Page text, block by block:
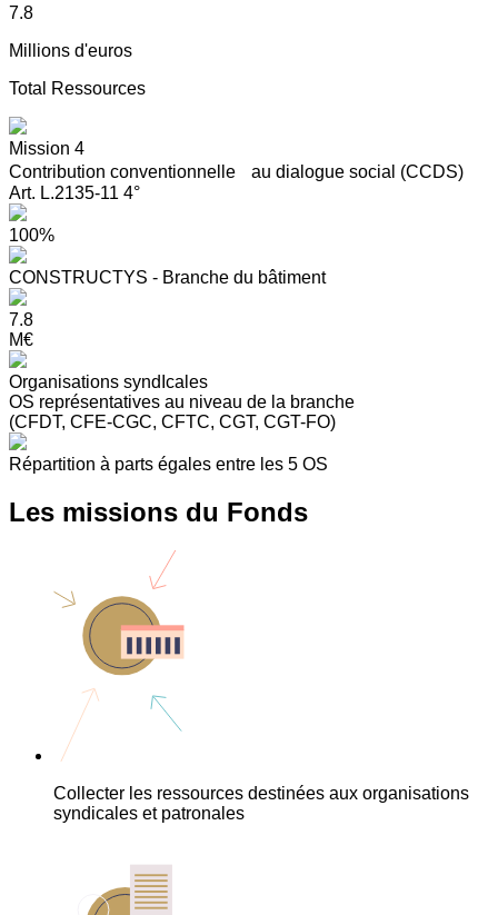
7.8
Millions d'euros
Total Ressources
Mission 4
Contribution conventionnelle au dialogue social (CCDS)
Art. L.2135-11 4°
100%
CONSTRUCTYS - Branche du bâtiment
7.8
M€
Organisations syndIcales
OS représentatives au niveau de la branche
(CFDT, CFE-CGC, CFTC, CGT, CGT-FO)
Répartition à parts égales entre les 5 OS
Les missions du Fonds
Collecter les ressources destinées aux organisations
syndicales et patronales